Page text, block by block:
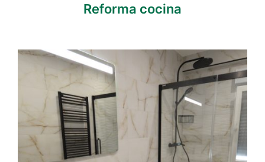
Reforma cocina